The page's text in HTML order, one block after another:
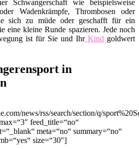
Schwangerschaft wie beispielsweise
Wadenkrämpfe, Thrombosen oder
sich zu müde oder geschafft für ein
eine kleine Runde spazieren. Jede noch
ist für Sie und IhrKind goldwert
in
news/rss/search/section/q/
feed_title=“no“
meta=“no“ summary=“no“
size=“30″]